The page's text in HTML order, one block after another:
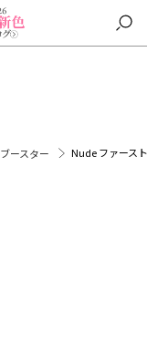
ブースター Nude ファース